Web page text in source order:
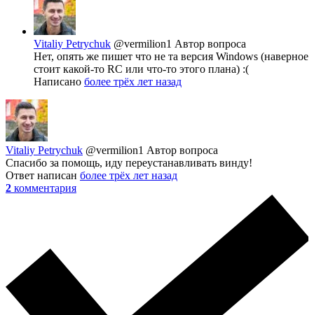
Vitaliy Petrychuk @vermilion1 Автор вопроса
Нет, опять же пишет что не та версия Windows (наверное
стоит какой-то RC или что-то этого плана) :(
Написано более трёх лет назад
Vitaliy Petrychuk @vermilion1 Автор вопроса
Спасибо за помощь, иду переустанавливать винду!
Ответ написан более трёх лет назад
2 комментария